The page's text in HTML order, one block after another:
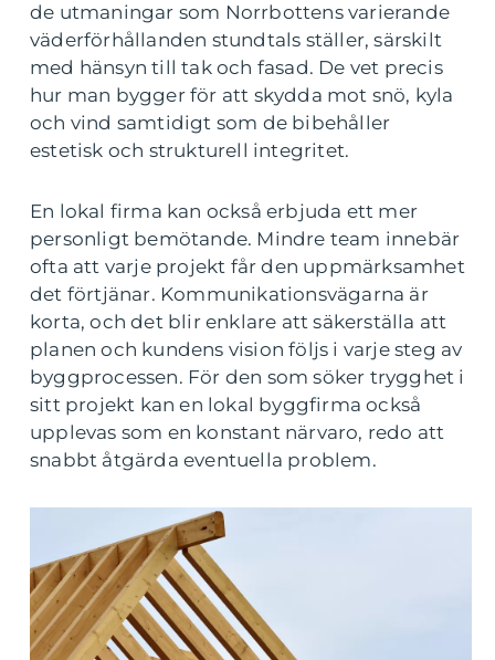
de utmaningar som Norrbottens varierande
väderförhållanden stundtals ställer, särskilt
med hänsyn till tak och fasad. De vet precis
hur man bygger för att skydda mot snö, kyla
och vind samtidigt som de bibehåller
estetisk och strukturell integritet.
En lokal firma kan också erbjuda ett mer
personligt bemötande. Mindre team innebär
ofta att varje projekt får den uppmärksamhet
det förtjänar. Kommunikationsvägarna är
korta, och det blir enklare att säkerställa att
planen och kundens vision följs i varje steg av
byggprocessen. För den som söker trygghet i
sitt projekt kan en lokal byggfirma också
upplevas som en konstant närvaro, redo att
snabbt åtgärda eventuella problem.